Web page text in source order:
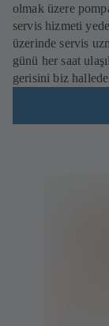
olmak üzere
servis hizmeti
üzerinde servis
günü her saat
gerisini biz